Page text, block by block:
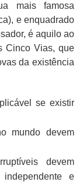
mais famosa
e enquadrado
é aquilo ao
Cinco Vias, que
da existência
se existir
mundo devem
devem
e